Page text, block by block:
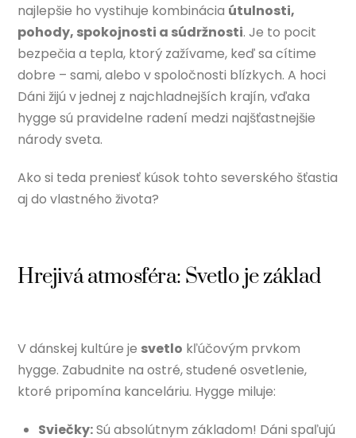
najlepšie ho vystihuje kombinácia útulnosti,
pohody, spokojnosti a súdržnosti. Je to pocit
bezpečia a tepla, ktorý zažívame, keď sa cítime
dobre – sami, alebo v spoločnosti blízkych. A hoci
Dáni žijú v jednej z najchladnejších krajín, vďaka
hygge sú pravidelne radení medzi najšťastnejšie
národy sveta.
Ako si teda preniesť kúsok tohto severského šťastia
aj do vlastného života?
Hrejivá atmosféra: Svetlo je základ
V dánskej kultúre je svetlo kľúčovým prvkom
hygge. Zabudnite na ostré, studené osvetlenie,
ktoré pripomína kanceláriu. Hygge miluje:
Sviečky:Sú absolútnym základom! Dáni spaľujú